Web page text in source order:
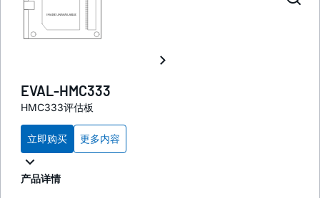
EVAL-HMC333
HMC333评估板
立即购买 更多内容
产品详情